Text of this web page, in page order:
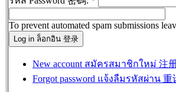
To prevent automated spam submissions
New account สมัครสมาชิกใหม่ 注
Forgot password แจ้งลืมรหัสผ่าน 重